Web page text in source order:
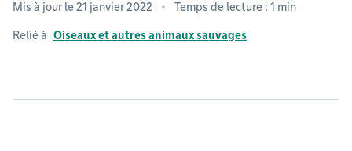
Mis à jour le 21 janvier 2022 Temps de lecture : 1 min
Relié à Oiseaux et autres animaux sauvages